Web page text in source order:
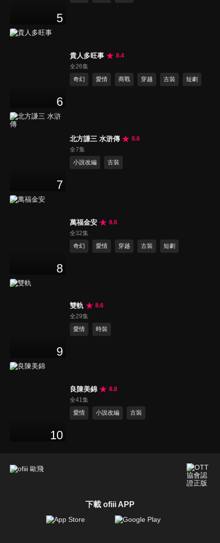
5
6
貴人多旺事
8.4
全26集
奇幻
愛情 商戰 穿越 古裝 短劇
7
北方謙三 水滸傳
8.6
全7集
小說改編
古裝
8
萬福金安
8.6
全32集
奇幻
愛情 穿越 古裝 短劇
9
雙軌
8.6
全29集
愛情
時裝
10
良陳美錦
8.8
全41集
愛情
小說改編 古裝
下載 ofiii APP